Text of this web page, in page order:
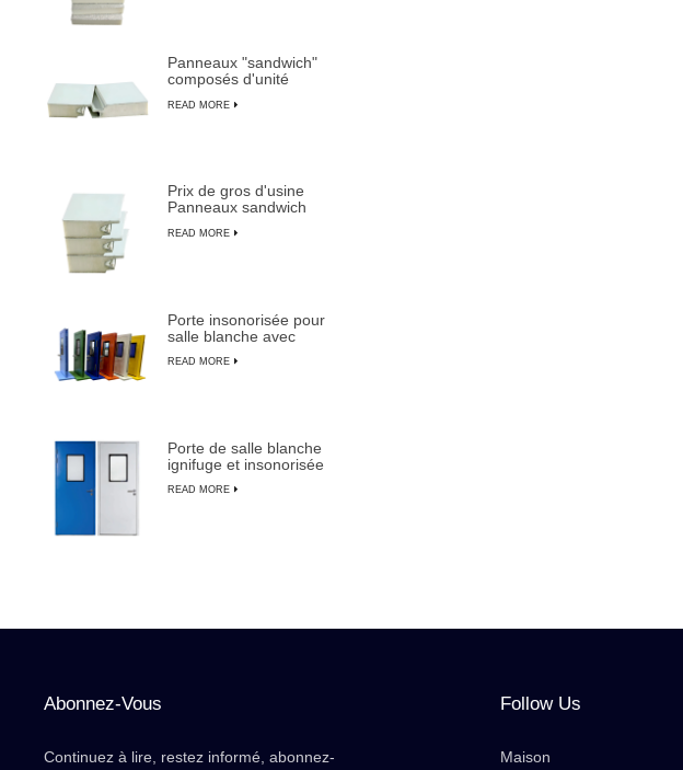
Panneaux "sandwich"
composés d'unité
imperméables
READ MORE
Prix de gros d'usine
Panneaux sandwich
durables de LUSEN
READ MORE
Porte insonorisée pour
salle blanche avec
pour la fabrication de
READ MORE
Porte de salle blanche
ignifuge et insonorisée
commande manuelle
READ MORE
Abonnez-Vous
Continuez à lire, restez informé, abonnez-
Follow Us
Maison